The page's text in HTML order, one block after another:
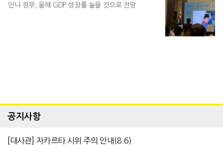
인니 정부, 올해 GDP 성장률 높을 것으로 전망
공지사항
[대사관] 자카르타 시위 주의 안내(8.6)